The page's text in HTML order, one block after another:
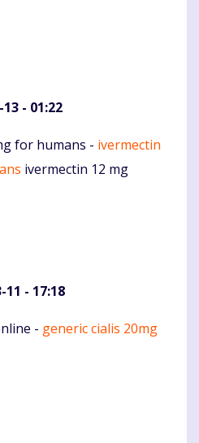
- 01:22
for humans - ivermectin
ivermectin 12 mg
11 - 17:18
- generic cialis 20mg